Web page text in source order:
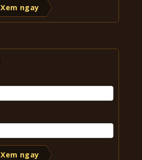
Xem ngay
Xem ngay